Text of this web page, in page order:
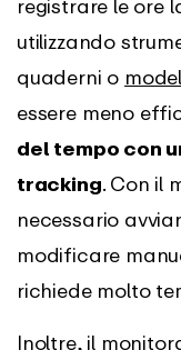
registrare le ore
utilizzando
quaderni o
essere meno
del tempo con
tracking. Con il
necessario
modificare
richiede molto
Inoltre, il